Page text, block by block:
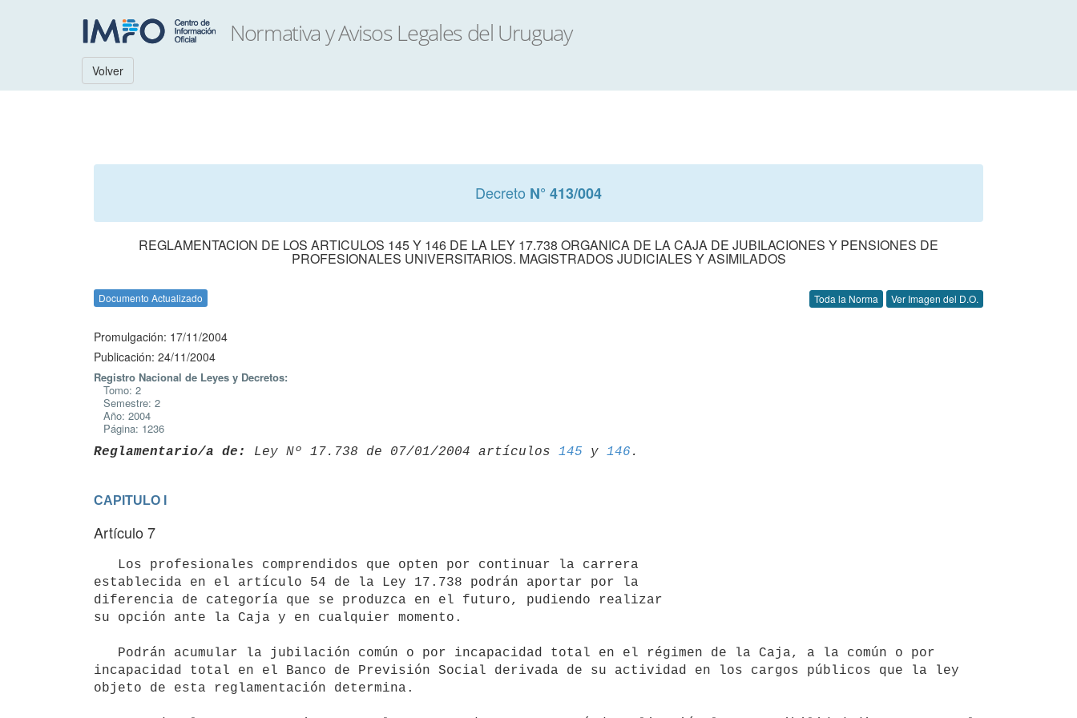
Volver
Decreto N° 413/004
REGLAMENTACION DE LOS ARTICULOS 145 Y 146 DE LA LEY 17.738 ORGANICA DE LA CAJA DE JUBILACIONES Y PENSIONES DE
PROFESIONALES UNIVERSITARIOS. MAGISTRADOS JUDICIALES Y ASIMILADOS
Documento Actualizado Toda la Norma Ver Imagen del D.O.
Promulgación: 17/11/2004
Publicación: 24/11/2004
Registro Nacional de Leyes y Decretos:
Tomo: 2
Semestre: 2
Año: 2004
Página: 1236
Reglamentario/a de: Ley Nº 17.738 de 07/01/2004 artículos 145 y 146
CAPITULO I
Artículo 7
establecida en el artículo 54 de la Ley 17.738 podrán aportar por la
diferencia de categoría que se produzca en el futuro, pudiendo realizar
su opción ante la Caja y en cualquier momento.
incapacidad total en el Banco de Previsión Social derivada de su actividad en los cargos públicos que la ley
objeto de esta reglamentación determina.